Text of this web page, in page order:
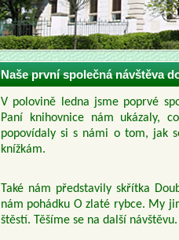
Naše první společná návštěva
V polovině ledna jsme poprvé
Paní knihovnice nám ukázaly,
popovídaly si s námi o tom, jak
knížkám.
Také nám představily skřítka
nám pohádku O zlaté rybce. My
štěstí. Těšíme se na další návštěvu.